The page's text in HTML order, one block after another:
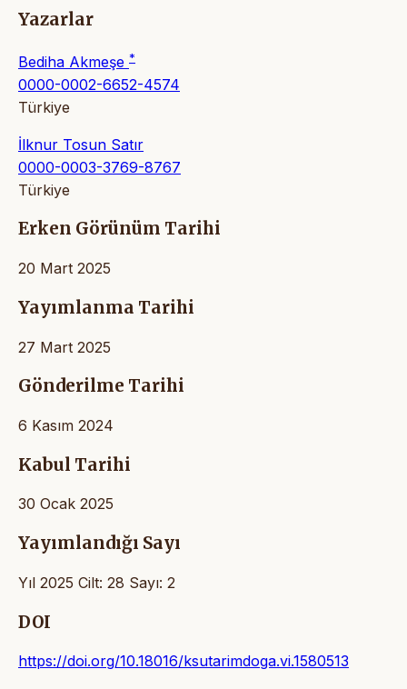
Yazarlar
Bediha Akmeşe *
0000-0002-6652-4574
Türkiye
İlknur Tosun Satır
0000-0003-3769-8767
Türkiye
Erken Görünüm Tarihi
20 Mart 2025
Yayımlanma Tarihi
27 Mart 2025
Gönderilme Tarihi
6 Kasım 2024
Kabul Tarihi
30 Ocak 2025
Yayımlandığı Sayı
Yıl 2025 Cilt: 28 Sayı: 2
DOI
https://doi.org/10.18016/ksutarimdoga.vi.1580513